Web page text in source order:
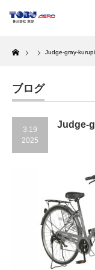
Home
Judge-gray-
ブログ
3.19
2025
Judge-